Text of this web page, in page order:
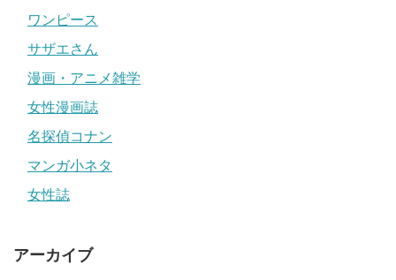
ワンピース
サザエさん
漫画・アニメ雑学
女性漫画誌
名探偵コナン
マンガ小ネタ
女性誌
アーカイブ